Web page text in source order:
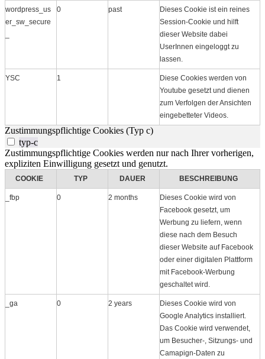
wordpress_us
er_sw_secure
0 past
Dieses Cookie ist ein reines
Session-Cookie und hilft
dieser Website dabei
UserInnen eingeloggt zu
lassen.
YSC 1
Diese Cookies werden von
Youtube gesetzt und dienen
zum Verfolgen der Ansichten
eingebetteter Videos.
Zustimmungspflichtige Cookies (Typ c)
typ-c
Zustimmungspflichtige Cookies werden nur nach Ihrer vorherigen,
expliziten Einwilligung gesetzt und genutzt.
COOKIE TYP DAUER BESCHREIBUNG
_fbp 0 2 months
Dieses Cookie wird von
Facebook gesetzt, um
Werbung zu liefern, wenn
diese nach dem Besuch
dieser Website auf Facebook
oder einer digitalen Plattform
mit Facebook-Werbung
geschaltet wird.
_ga 0 2 years
Dieses Cookie wird von
Google Analytics installiert.
Das Cookie wird verwendet,
um Besucher-, Sitzungs- und
Camapign-Daten zu